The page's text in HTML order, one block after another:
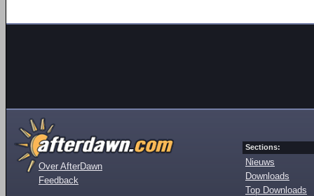
Over AfterDawn
Feedback
Sections:
Nieuws
Downloads
Top Downloads